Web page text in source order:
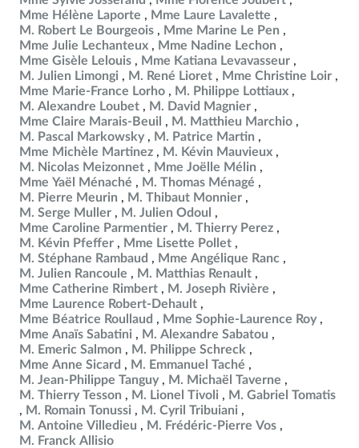
Mme Hélène Laporte
Mme Laure Lavalette
M. Robert Le Bourgeois
Mme Marine Le Pen
Mme Julie Lechanteux
Mme Nadine Lechon
Mme Gisèle Lelouis
Mme Katiana Levavasseur
M. Julien Limongi
M. René Lioret
Mme Christine Loir
Mme Marie-France Lorho
M. Philippe Lottiaux
M. Alexandre Loubet
M. David Magnier
Mme Claire Marais-Beuil
M. Matthieu Marchio
M. Pascal Markowsky
M. Patrice Martin
Mme Michèle Martinez
M. Kévin Mauvieux
M. Nicolas Meizonnet
Mme Joëlle Mélin
Mme Yaël Ménaché
M. Thomas Ménagé
M. Pierre Meurin
M. Thibaut Monnier
M. Serge Muller
M. Julien Odoul
Mme Caroline Parmentier
M. Thierry Perez
M. Kévin Pfeffer
Mme Lisette Pollet
M. Stéphane Rambaud
Mme Angélique Ranc
M. Julien Rancoule
M. Matthias Renault
Mme Catherine Rimbert
M. Joseph Rivière
Mme Laurence Robert-Dehault
Mme Béatrice Roullaud
Mme Sophie-Laurence Roy
Mme Anaïs Sabatini
M. Alexandre Sabatou
M. Emeric Salmon
M. Philippe Schreck
Mme Anne Sicard
M. Emmanuel Taché
M. Jean-Philippe Tanguy
M. Michaël Taverne
M. Thierry Tesson
M. Lionel Tivoli
M. Gabriel Tomatis
M. Romain Tonussi
M. Cyril Tribuiani
M. Antoine Villedieu
M. Frédéric-Pierre Vos
M. Franck Allisio